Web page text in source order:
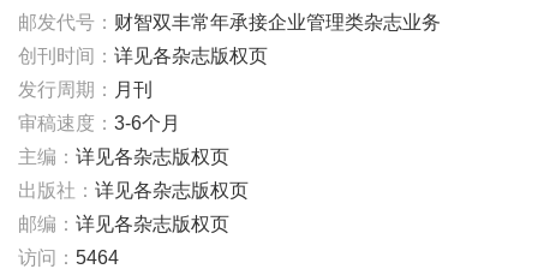
邮发代号： 财智双丰常年承接企业管理类杂志业务
创刊时间： 详见各杂志版权页
发行周期： 月刊
审稿速度： 3-6个月
主编： 详见各杂志版权页
出版社： 详见各杂志版权页
邮编： 详见各杂志版权页
访问： 5464